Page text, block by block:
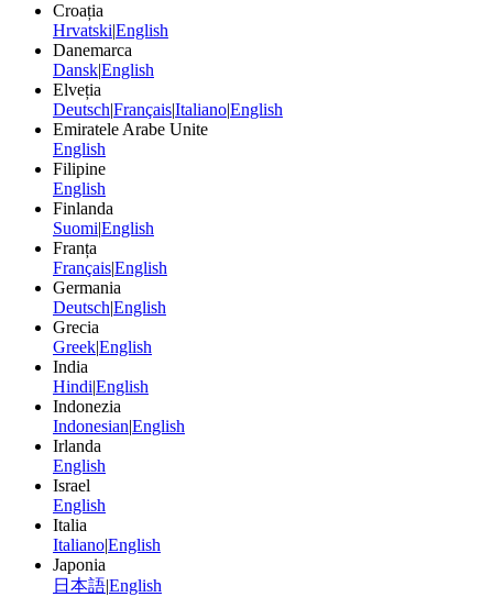
Croația
Hrvatski|English
Danemarca
Dansk|English
Elveția
Deutsch|Français|Italiano|English
Emiratele Arabe Unite
English
Filipine
English
Finlanda
Suomi|English
Franța
Français|English
Germania
Deutsch|English
Grecia
Greek|English
India
Hindi|English
Indonezia
Indonesian|English
Irlanda
English
Israel
English
Italia
Italiano|English
Japonia
日本語|English